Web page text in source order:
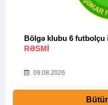
Bölgə klubu 6 futbolçu
RƏSMİ
09.08.2026